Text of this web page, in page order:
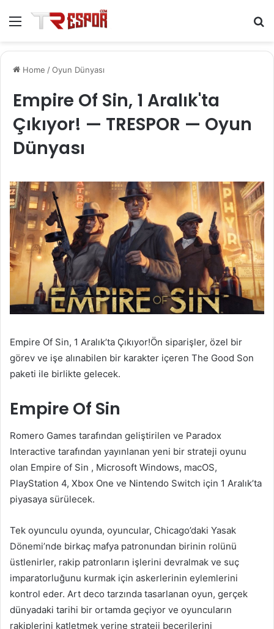
Home /Oyun Dünyası
Empire Of Sin, 1 Aralık'ta
Çıkıyor! — TRESPOR — Oyun
Dünyası
Empire Of Sin, 1 Aralık’ta Çıkıyor!Ön siparişler, özel bir
görev ve işe alınabilen bir karakter içeren The Good Son
paketi ile birlikte gelecek.
Empire Of Sin
Romero Games tarafından geliştirilen ve Paradox
Interactive tarafından yayınlanan yeni bir strateji oyunu
olan Empire of Sin , Microsoft Windows, macOS,
PlayStation 4, Xbox One ve Nintendo Switch için 1 Aralık’ta
piyasaya sürülecek.
Tek oyunculu oyunda, oyuncular, Chicago’daki Yasak
Dönemi’nde birkaç mafya patronundan birinin rolünü
üstlenirler, rakip patronların işlerini devralmak ve suç
imparatorluğunu kurmak için askerlerinin eylemlerini
kontrol eder. Art deco tarzında tasarlanan oyun, gerçek
dünyadaki tarihi bir ortamda geçiyor ve oyuncuların
rakiplerini katletmek yerine strateji becerilerini